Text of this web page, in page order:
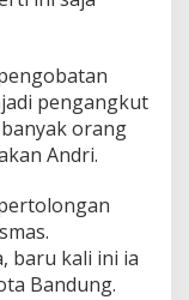
pengangkut
orang
Andri.
baru kali ini ia
Bandung.